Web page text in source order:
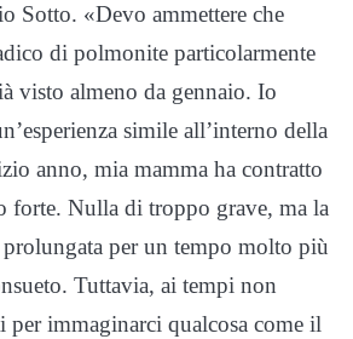
Sotto. «Devo ammettere che
di polmonite particolarmente
visto almeno da gennaio. Io
simile all’interno della
anno, mia mamma ha contratto
forte. Nulla di troppo grave, ma la
prolungata per un tempo molto più
Tuttavia, ai tempi non
per immaginarci qualcosa come il